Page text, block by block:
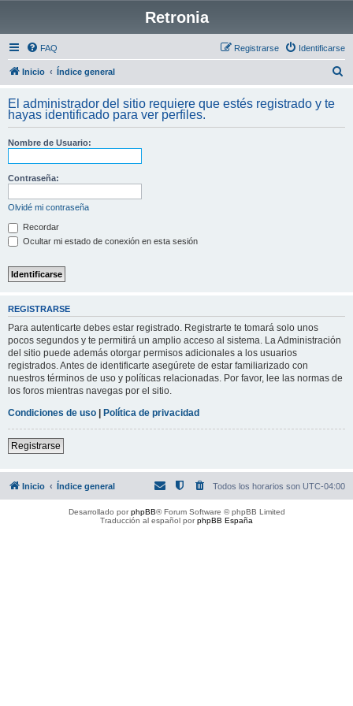
Retronia
FAQ Identificarse
Registrarse
Inicio Índice general
c
El administrador del sitio requiere que estés registrado y te
hayas identificado para ver perfiles.
Nombre de Usuario:
Contraseña:
Olvidé mi contraseña
Recordar
Ocultar mi estado de conexión en esta sesión
REGISTRARSE
Para autenticarte debes estar registrado. Registrarte te tomará solo unos
pocos segundos y te permitirá un amplio acceso al sistema. La Administración
del sitio puede además otorgar permisos adicionales a los usuarios
registrados. Antes de identificarte asegúrete de estar familiarizado con
nuestros términos de uso y políticas relacionadas. Por favor, lee las normas de
los foros mientras navegas por el sitio.
Condiciones de uso | Política de privacidad
Registrarse
Inicio Índice general Todos los horarios son UTC-04:00
Desarrollado porphpBB® Forum Software © phpBB Limited
Traducción al español porphpBB España